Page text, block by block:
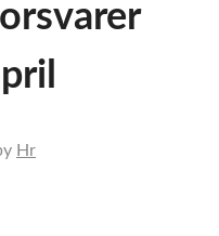
Hr